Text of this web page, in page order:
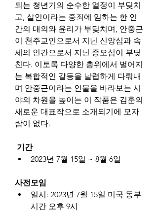
되는 청년기의 순수한 열정이 부딪치
고, 살인이라는 중죄에 임하는 한 인
간의 대의와 윤리가 부딪치며, 안중근
이 천주교인으로서 지닌 신앙심과 속
세의 인간으로서 지닌 증오심이 부딪
친다. 이토록 다양한 층위에서 벌어지
는 복합적인 갈등을 날렵하게 다뤄내
며 안중근이라는 인물을 바라보는 시
야의 차원을 높이는 이 작품은 김훈의
새로운 대표작으로 소개되기에 모자
람이 없다.
기간
2023년 7월 15일 ~ 8월 6일
사전모임
일시: 2023년 7월 15일 미국 동부
시간 오후 9시